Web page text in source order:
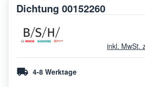
Dichtung 00152260
inkl. MwSt.
4-8 Werktage